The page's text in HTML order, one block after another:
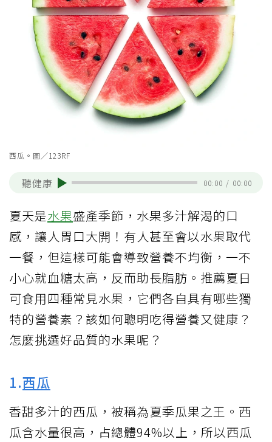
西瓜。圖╱123RF
聽健康 00:00 / 00:00
夏天是水果盛產季節，水果多汁解渴的口
感，讓人胃口大開！有人甚至會以水果取代
一餐，但這樣可能會導致營養不均衡，一不
小心就血糖太高，反而助長脂肪。推薦夏日
可食用四種常見水果，它們各自具有哪些獨
特的營養素？該如何聰明吃得營養又健康？
怎麼挑選好品質的水果呢？
1.西瓜
香甜多汁的西瓜，被稱為夏季瓜果之王。西
瓜含水量很高，占總體94%以上，所以西瓜